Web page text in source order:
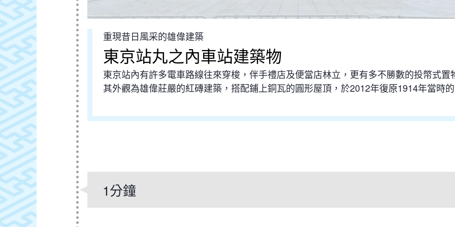
重現昔日風采的雄偉建築
東京站丸之內車站建築物
東京站內有許多電車路線往來穿梭，伴手禮店及便當店林立，更有多不勝數的投幣式
其外觀為雄偉莊嚴的紅磚建築，搭配鋪上銅瓦的圓形屋頂，於2012年復原1914年當時
1分鐘